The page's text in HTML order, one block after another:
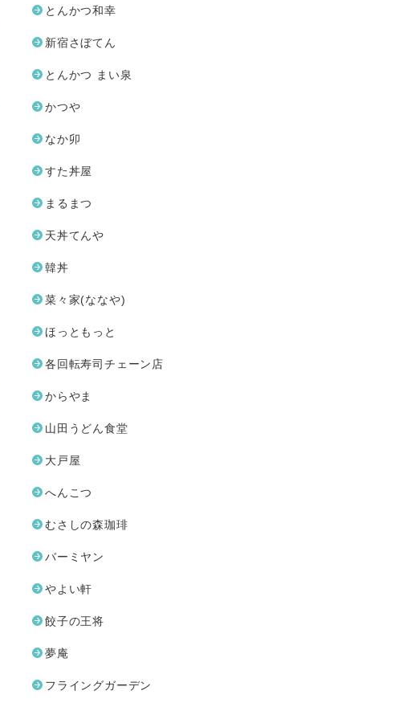
とんかつ和幸
新宿さぼてん
とんかつ まい泉
かつや
なか卯
すた丼屋
まるまつ
天丼てんや
韓丼
菜々家(ななや)
ほっともっと
各回転寿司チェーン店
からやま
山田うどん食堂
大戸屋
へんこつ
むさしの森珈琲
バーミヤン
やよい軒
餃子の王将
夢庵
フライングガーデン